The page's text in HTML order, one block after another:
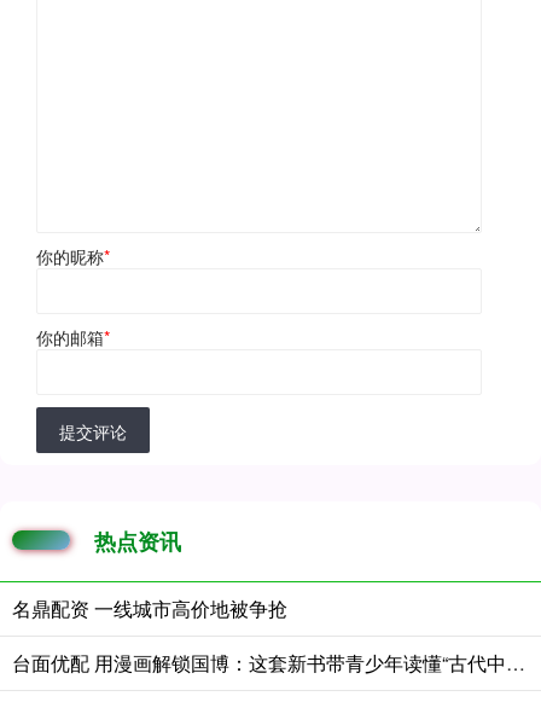
你的昵称*
你的邮箱*
提交评论
热点资讯
名鼎配资 一线城市高价地被争抢
台面优配 用漫画解锁国博：这套新书带青少年读懂“古代中国”